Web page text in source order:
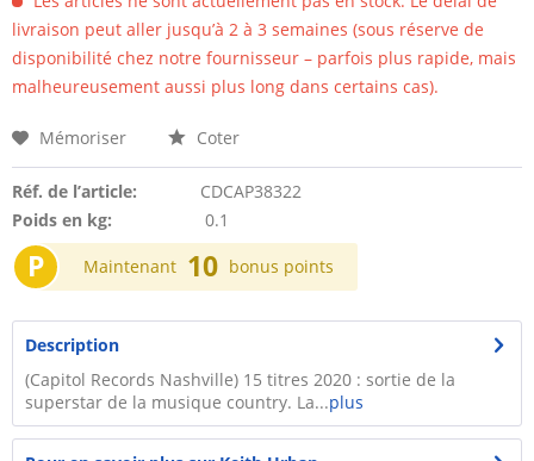
livraison peut aller jusqu’à 2 à 3 semaines (sous réserve de
disponibilité chez notre fournisseur – parfois plus rapide, mais
malheureusement aussi plus long dans certains cas).
Mémoriser Coter
Réf. de l’article:
CDCAP38322
Poids en kg:
0.1
P Maintenant 10 bonus points
Description
(Capitol Records Nashville) 15 titres 2020 : sortie de la
superstar de la musique country. La...plus